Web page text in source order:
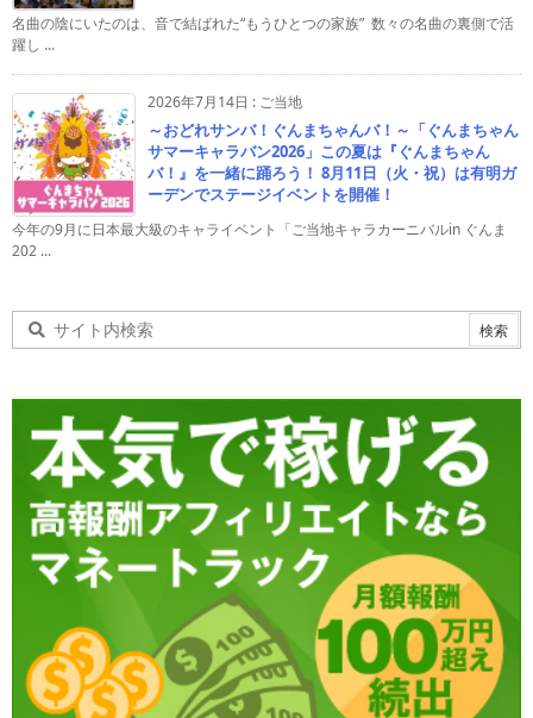
名曲の陰にいたのは、音で結ばれた“もうひとつの家族” 数々の名曲の裏側で活
躍し ...
2026年7月14日 : ご当地
～おどれサンバ！ぐんまちゃんバ！～「ぐんまちゃん
サマーキャラバン2026」この夏は『ぐんまちゃん
バ！』を一緒に踊ろう！ 8月11日（火・祝）は有明ガ
ーデンでステージイベントを開催！
今年の9月に日本最大級のキャライベント「ご当地キャラカーニバルin ぐんま
202 ...